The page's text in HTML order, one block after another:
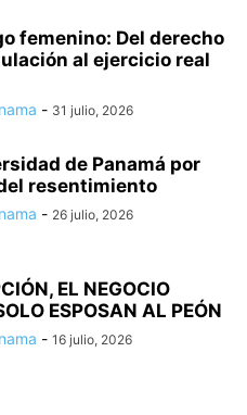
femenino: Del derecho
al ejercicio real
- 31 julio, 2026
de Panamá por
resentimiento
- 26 julio, 2026
EL NEGOCIO
ESPOSAN AL PEÓN
- 16 julio, 2026